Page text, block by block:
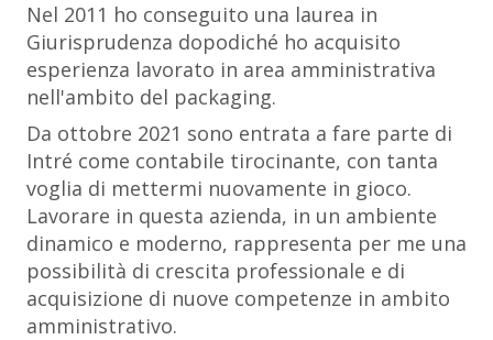
Nel 2011 ho conseguito una laurea in
Giurisprudenza dopodiché ho acquisito
esperienza lavorato in area amministrativa
nell'ambito del packaging.
Da ottobre 2021 sono entrata a fare parte di
Intré come contabile tirocinante, con tanta
voglia di mettermi nuovamente in gioco.
Lavorare in questa azienda, in un ambiente
dinamico e moderno, rappresenta per me una
possibilità di crescita professionale e di
acquisizione di nuove competenze in ambito
amministrativo.